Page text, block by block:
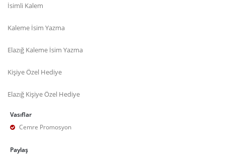
İsimli Kalem
Kaleme İsim Yazma
Elazığ Kaleme İsim Yazma
Kişiye Özel Hediye
Elazığ Kişiye Özel Hediye
Vasıflar
Cemre Promosyon
Paylaş